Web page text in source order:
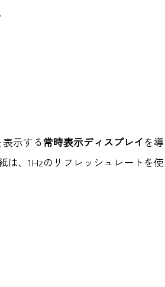
示する常時表示ディスプレイを導
、1Hzのリフレッシュレートを使